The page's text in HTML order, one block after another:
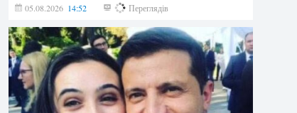
05.08.2026 14:52 139 Переглядів